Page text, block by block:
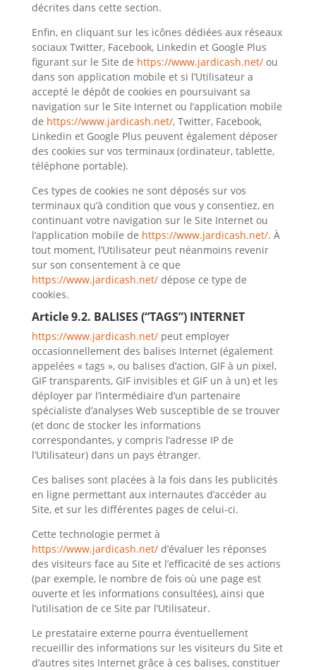
décrites dans cette section.
Enfin, en cliquant sur les icônes dédiées aux réseaux
sociaux Twitter, Facebook, Linkedin et Google Plus
figurant sur le Site de https://www.jardicash.net/ou
dans son application mobile et si l’Utilisateur a
accepté le dépôt de cookies en poursuivant sa
navigation sur le Site Internet ou l’application mobile
de https://www.jardicash.net/, Twitter, Facebook,
Linkedin et Google Plus peuvent également déposer
des cookies sur vos terminaux (ordinateur, tablette,
téléphone portable).
Ces types de cookies ne sont déposés sur vos
terminaux qu’à condition que vous y consentiez, en
continuant votre navigation sur le Site Internet ou
l’application mobile de https://www.jardicash.net/. À
tout moment, l’Utilisateur peut néanmoins revenir
sur son consentement à ce que
https://www.jardicash.net/dépose ce type de
cookies.
Article 9.2. BALISES (“TAGS”) INTERNET
https://www.jardicash.net/peut employer
occasionnellement des balises Internet (également
appelées « tags », ou balises d’action, GIF à un pixel,
GIF transparents, GIF invisibles et GIF un à un) et les
déployer par l’intermédiaire d’un partenaire
spécialiste d’analyses Web susceptible de se trouver
(et donc de stocker les informations
correspondantes, y compris l’adresse IP de
l’Utilisateur) dans un pays étranger.
Ces balises sont placées à la fois dans les publicités
en ligne permettant aux internautes d’accéder au
Site, et sur les différentes pages de celui-ci.
Cette technologie permet à
https://www.jardicash.net/d’évaluer les réponses
des visiteurs face au Site et l’efficacité de ses actions
(par exemple, le nombre de fois où une page est
ouverte et les informations consultées), ainsi que
l’utilisation de ce Site par l’Utilisateur.
Le prestataire externe pourra éventuellement
recueillir des informations sur les visiteurs du Site et
d’autres sites Internet grâce à ces balises, constituer